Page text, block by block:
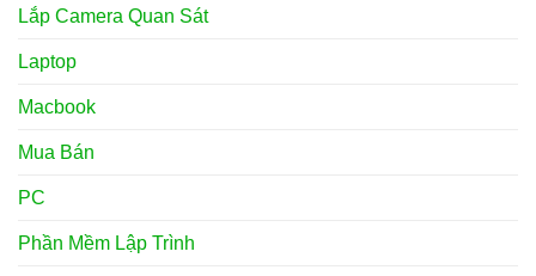
Lắp Camera Quan Sát
Laptop
Macbook
Mua Bán
PC
Phần Mềm Lập Trình